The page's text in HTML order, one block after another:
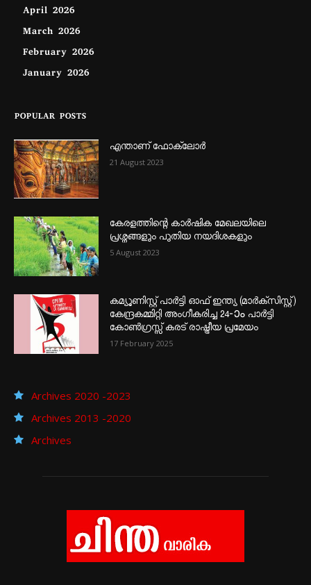
April 2026
March 2026
February 2026
January 2026
POPULAR POSTS
എന്താണ്‌ ഫോക്‌ലോർ
21 August 2023
കേരളത്തിന്റെ കാർഷിക മേഖലയിലെ
പ്രശ്നങ്ങളും പുതിയ നയദിശകളും
5 August 2023
കമ്യൂണിസ്റ്റ് പാർട്ടി ഓഫ് ഇന്ത്യ (മാർക്സിസ്റ്റ്)
കേന്ദ്രകമ്മിറ്റി അംഗീകരിച്ച 24‐ാം പാർട്ടി
കോൺഗ്രസ്സ് കരട് രാഷ്ട്രീയ പ്രമേയം
17 February 2025
Archives 2020 -2023
Archives 2013 -2020
Archives